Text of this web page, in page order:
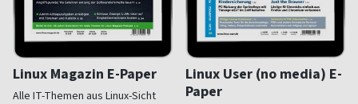
Linux Magazin E-Paper
Alle IT-Themen aus Linux-Sicht
Linux User (no media) E-
Paper